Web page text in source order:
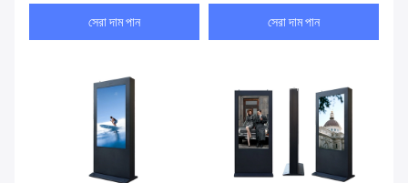
সেরা দাম পান সেরা দাম পান